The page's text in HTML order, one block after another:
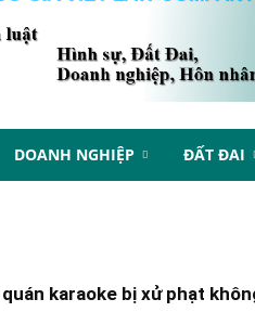
DOANH NGHIỆP ĐẤT ĐAI
karaoke bị xử phạt